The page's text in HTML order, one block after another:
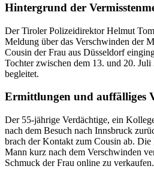
Hintergrund der
Der Tiroler Polizeidirektor Helmut
Meldung über das Verschwinden der
Cousin der Frau aus Düsseldorf
Tochter zwischen dem 13. und 20. Juli
begleitet.
Ermittlungen und auffälliges
Der 55-jährige Verdächtige, ein
nach dem Besuch nach Innsbruck
brach der Kontakt zum Cousin ab. Die
Mann kurz nach dem Verschwinden
Schmuck der Frau online zu verkaufen.